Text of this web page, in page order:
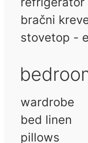
bračni
stovetop -
wardrobe
bed linen
pillows